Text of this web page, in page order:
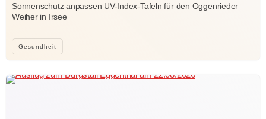
Gesundheit
Sonnenschutz anpassen UV-Index-Tafeln für den Oggenrieder
Weiher in Irsee